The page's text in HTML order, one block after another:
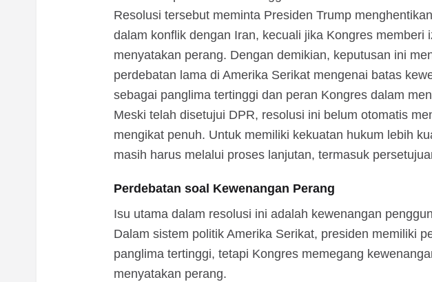
Resolusi tersebut meminta Presiden Trump
dalam konflik dengan Iran, kecuali jika Kongres memberi
menyatakan perang. Dengan demikian, keputusan ini
perdebatan lama di Amerika Serikat mengenai batas
sebagai panglima tertinggi dan peran Kongres dalam
Meski telah disetujui DPR, resolusi ini belum otomatis
mengikat penuh. Untuk memiliki kekuatan hukum lebih
masih harus melalui proses lanjutan, termasuk
Perdebatan soal Kewenangan Perang
Isu utama dalam resolusi ini adalah kewenangan
Dalam sistem politik Amerika Serikat, presiden memiliki
panglima tertinggi, tetapi Kongres memegang
menyatakan perang.